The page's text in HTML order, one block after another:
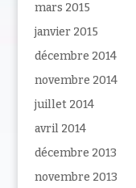
mars 2015
janvier 2015
décembre 2014
novembre 2014
juillet 2014
avril 2014
décembre 2013
novembre 2013